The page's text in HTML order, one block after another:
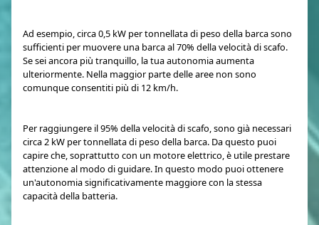
Ad esempio, circa 0,5 kW per tonnellata di peso della barca sono
sufficienti per muovere una barca al 70% della velocità di scafo.
Se sei ancora più tranquillo, la tua autonomia aumenta
ulteriormente. Nella maggior parte delle aree non sono
comunque consentiti più di 12 km/h.
Per raggiungere il 95% della velocità di scafo, sono già necessari
circa 2 kW per tonnellata di peso della barca. Da questo puoi
capire che, soprattutto con un motore elettrico, è utile prestare
attenzione al modo di guidare. In questo modo puoi ottenere
un'autonomia significativamente maggiore con la stessa
capacità della batteria.